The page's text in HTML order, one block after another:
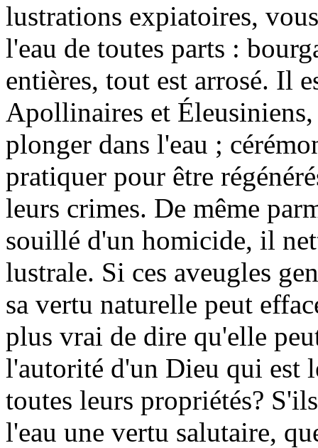
lustrations expiatoires,
l'eau de toutes parts :
entières, tout est arrosé. Il
Apollinaires et
plonger dans l'eau ;
pratiquer pour être
leurs crimes. De même
souillé d'un homicide, il
lustrale. Si ces aveugles
sa vertu naturelle peut
plus vrai de dire qu'elle
l'autorité d'un Dieu qui est
toutes leurs propriétés?
l'eau une vertu salutaire,